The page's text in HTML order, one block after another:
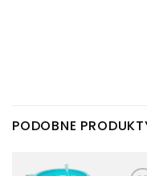
PODOBNE